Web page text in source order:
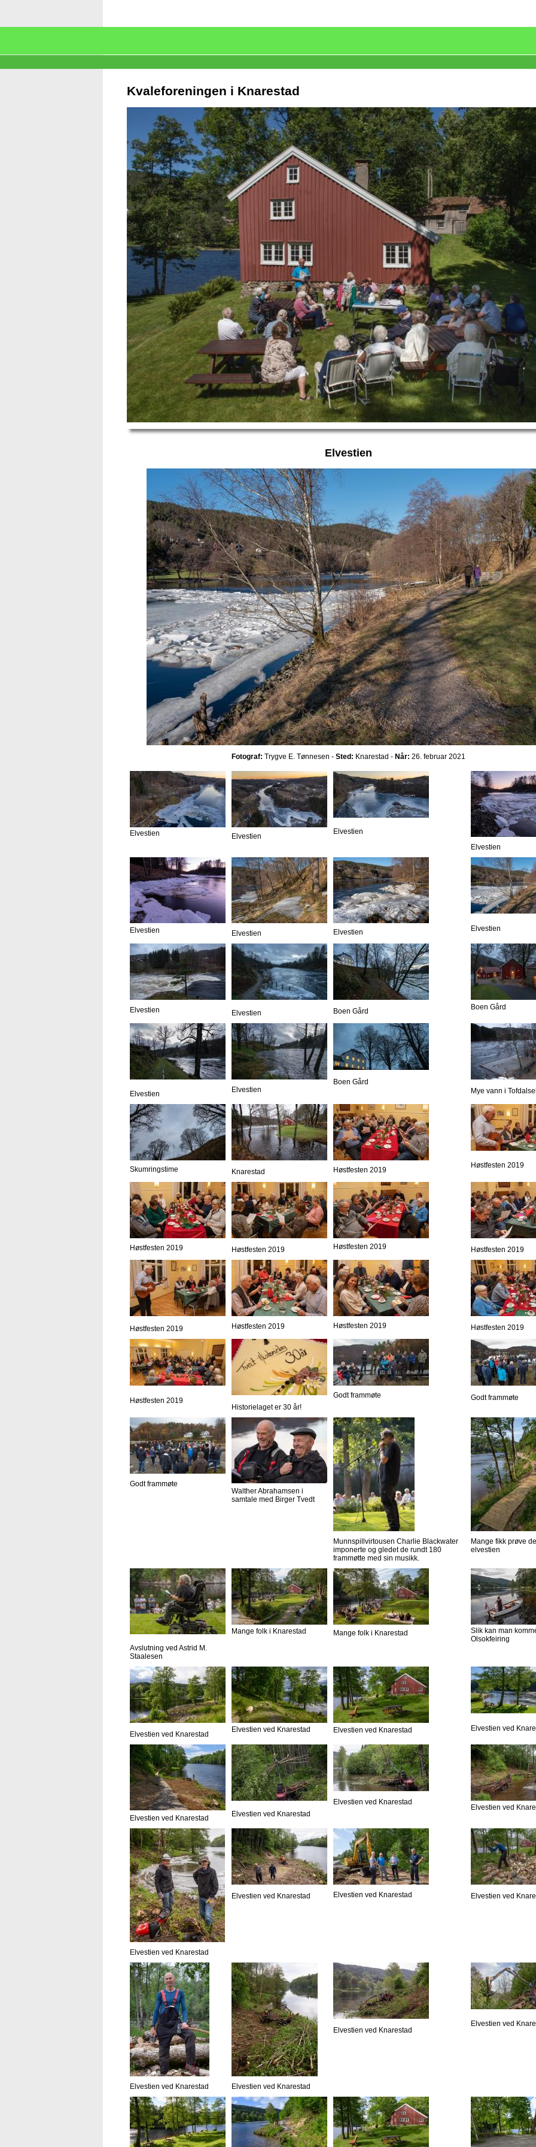
Kvaleforeningen i Knarestad
Elvestien
Fotograf: Trygve E. Tønnesen - Sted: Knarestad - Når: 26. februar 2021
Elvestien Elvestien
Elvestien
Elvestien
Elvestien Elvestien Elvestien Elvestien
Elvestien Elvestien Boen Gård Boen Gård
Elvestien Elvestien
Boen Gård
Mye vann i
Skumringstime Knarestad Høstfesten 2019
Høstfesten 2019
Høstfesten 2019 Høstfesten 2019 Høstfesten 2019 Høstfesten 2019
Høstfesten 2019 Høstfesten 2019 Høstfesten 2019 Høstfesten 2019
Høstfesten 2019
Historielaget er 30 år!
Godt frammøte Godt frammøte
Godt frammøte
Walther Abrahamsen i
samtale med Birger Tvedt
Munnspillvirtousen Charlie Blackwater
imponerte og gledet de rundt 180
frammøtte med sin musikk.
Mange fikk prøve
elvestien
Avslutning ved Astrid M.
Staalesen
Mange folk i Knarestad Mange folk i Knarestad
Slik kan man
Olsokfeiring
Elvestien ved Knarestad
Elvestien ved Knarestad Elvestien ved Knarestad Elvestien ved
Elvestien ved Knarestad Elvestien ved Knarestad
Elvestien ved Knarestad
Elvestien ved
Elvestien ved Knarestad
Elvestien ved Knarestad Elvestien ved Knarestad Elvestien ved
Elvestien ved Knarestad Elvestien ved Knarestad
Elvestien ved Knarestad
Elvestien ved